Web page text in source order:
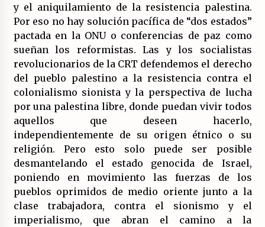
y el aniquilamiento de la resistencia palestina.
Por eso no hay solución pacífica de “dos estados”
pactada en la ONU o conferencias de paz como
sueñan los reformistas. Las y los socialistas
revolucionarios de la CRT defendemos el derecho
del pueblo palestino a la resistencia contra el
colonialismo sionista y la perspectiva de lucha
por una palestina libre, donde puedan vivir todos
aquellos que deseen hacerlo,
independientemente de su origen étnico o su
religión. Pero esto solo puede ser posible
desmantelando el estado genocida de Israel,
poniendo en movimiento las fuerzas de los
pueblos oprimidos de medio oriente junto a la
clase trabajadora, contra el sionismo y el
imperialismo, que abran el camino a la